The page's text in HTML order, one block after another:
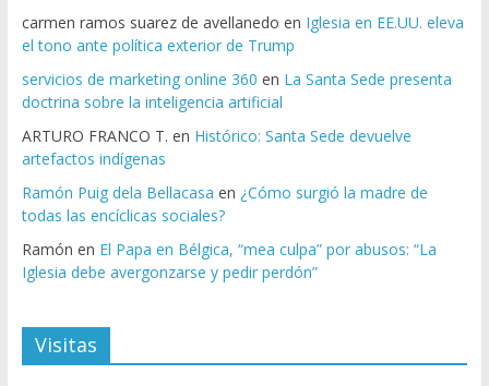
carmen ramos suarez de avellanedo en Iglesia en EE.UU. eleva
el tono ante política exterior de Trump
servicios de marketing online 360 en La Santa Sede presenta
doctrina sobre la inteligencia artificial
ARTURO FRANCO T. en Histórico: Santa Sede devuelve
artefactos indígenas
Ramón Puig dela Bellacasa en ¿Cómo surgió la madre de
todas las encíclicas sociales?
Ramón en El Papa en Bélgica, “mea culpa” por abusos: “La
Iglesia debe avergonzarse y pedir perdón”
Visitas